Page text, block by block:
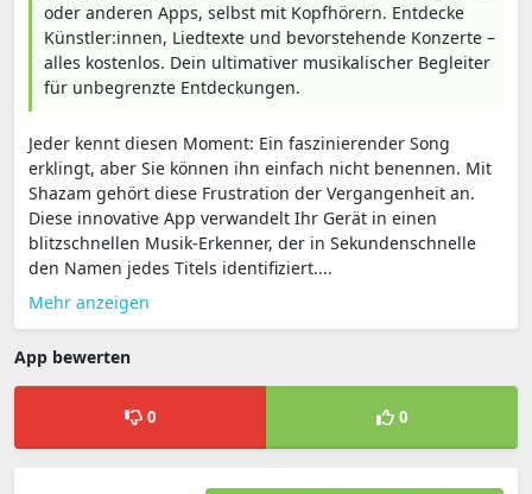
oder anderen Apps, selbst mit Kopfhörern. Entdecke
Künstler:innen, Liedtexte und bevorstehende Konzerte –
alles kostenlos. Dein ultimativer musikalischer Begleiter
für unbegrenzte Entdeckungen.
Jeder kennt diesen Moment: Ein faszinierender Song
erklingt, aber Sie können ihn einfach nicht benennen. Mit
Shazam gehört diese Frustration der Vergangenheit an.
Diese innovative App verwandelt Ihr Gerät in einen
blitzschnellen Musik-Erkenner, der in Sekundenschnelle
den Namen jedes Titels identifiziert....
Mehr anzeigen
App bewerten
0 0